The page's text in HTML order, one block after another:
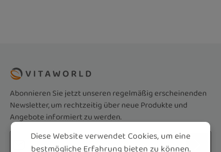
Abonnieren Sie jetzt unseren regelmäßig erscheinenden
Newsletter, um rechtzeitig über neue Produkte und
Angebote informiert zu werden.
E-Mail-Adresse*
Diese Website verwendet Cookies, um eine
bestmögliche Erfahrung bieten zu können.